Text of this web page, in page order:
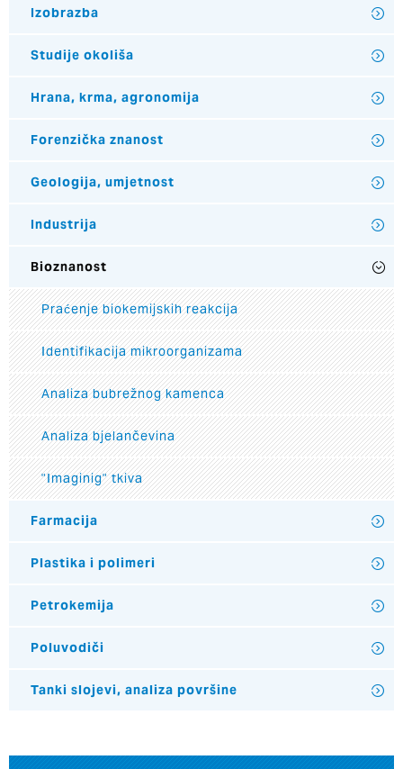
Izobrazba
Studije okoliša
Hrana, krma, agronomija
Forenzička znanost
Geologija, umjetnost
Industrija
Bioznanost
Praćenje biokemijskih reakcija
Identifikacija mikroorganizama
Analiza bubrežnog kamenca
Analiza bjelančevina
"Imaginig" tkiva
Farmacija
Plastika i polimeri
Petrokemija
Poluvodiči
Tanki slojevi, analiza površine